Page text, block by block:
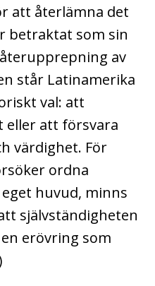
att återlämna det
betraktat som sin
av
står Latinamerika
val: att
eller att försvara
värdighet. För
ordna
huvud, minns
självständigheten
erövring som